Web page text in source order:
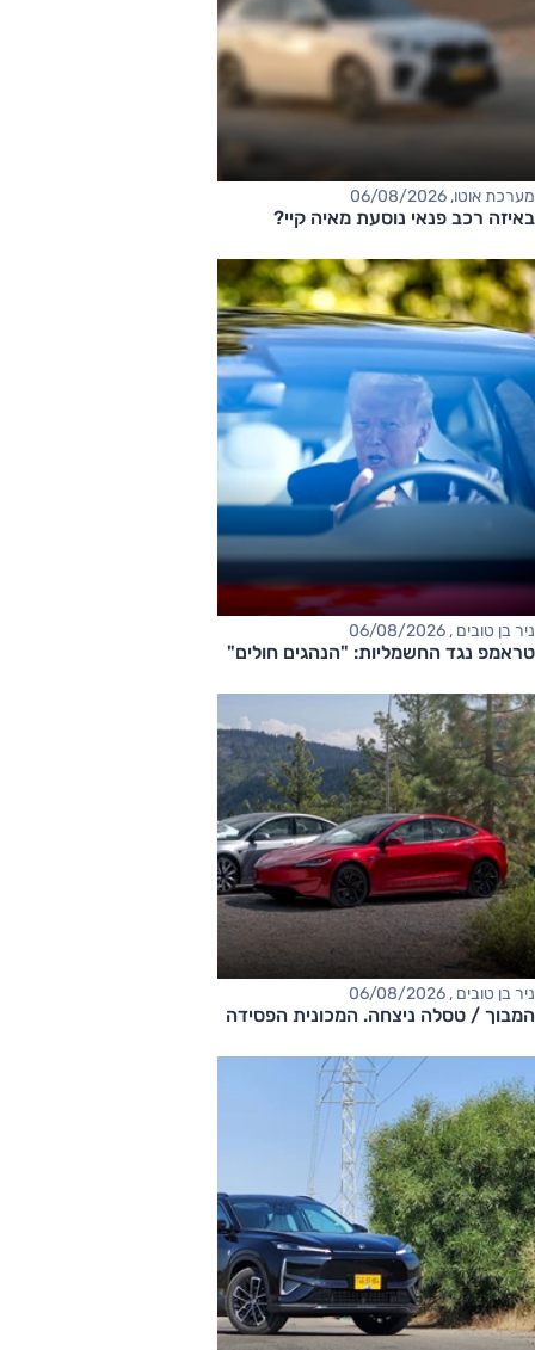
מערכת אוטו, 06/08/2026
באיזה רכב פנאי נוסעת מאיה קיי?
ניר בן טובים , 06/08/2026
טראמפ נגד החשמליות: "הנהגים חולים"
ניר בן טובים , 06/08/2026
המבוך / טסלה ניצחה. המכונית הפסידה